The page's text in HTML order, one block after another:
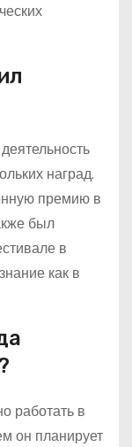
наград.
премию в
был
в
как в
работать в
он планирует